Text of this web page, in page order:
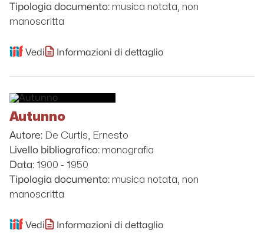
Tipologia documento: musica notata, non
manoscritta
Vedi Informazioni di dettaglio
Autunno
Autore: De Curtis, Ernesto
Livello bibliografico: monografia
Data: 1900 - 1950
Tipologia documento: musica notata, non
manoscritta
Vedi Informazioni di dettaglio